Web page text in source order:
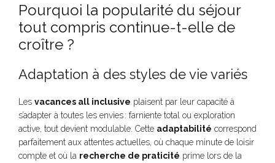
Pourquoi la popularité du séjour
tout compris continue-t-elle de
croître ?
Adaptation à des styles de vie variés
Les vacances all inclusive plaisent par leur capacité à
s’adapter à toutes les envies : farniente total ou exploration
active, tout devient modulable. Cette adaptabilité correspond
parfaitement aux attentes actuelles, où chaque minute de loisir
compte et où la recherche de praticité prime lors de la